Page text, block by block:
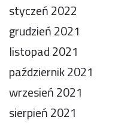
styczeń 2022
grudzień 2021
listopad 2021
październik 2021
wrzesień 2021
sierpień 2021